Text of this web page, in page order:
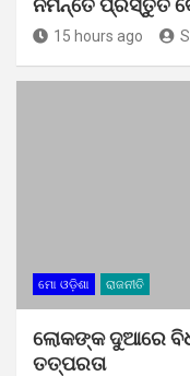
15 hours ago
ମୋ ଓଡ଼ିଶା ରାଜନୀତି
ଲୋକଙ୍କ ଦୁଆରେ
ତତ୍ପରତା